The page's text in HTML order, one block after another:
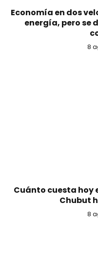
Economía en dos
energía, pero se
8
Cuánto cuesta hoy
Chubut
8